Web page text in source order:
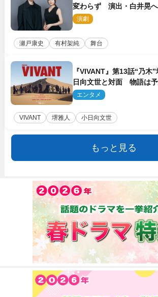
変わらず 演出・白井晃
胸に舞台『キュー』に挑む
演劇
瀬戸康史 有村架純 舞台
『VIVANT』第13話“乃木
日向文世と対面 物語は
エンタメ
VIVANT 堺雅人 小日向文世
もっと見る